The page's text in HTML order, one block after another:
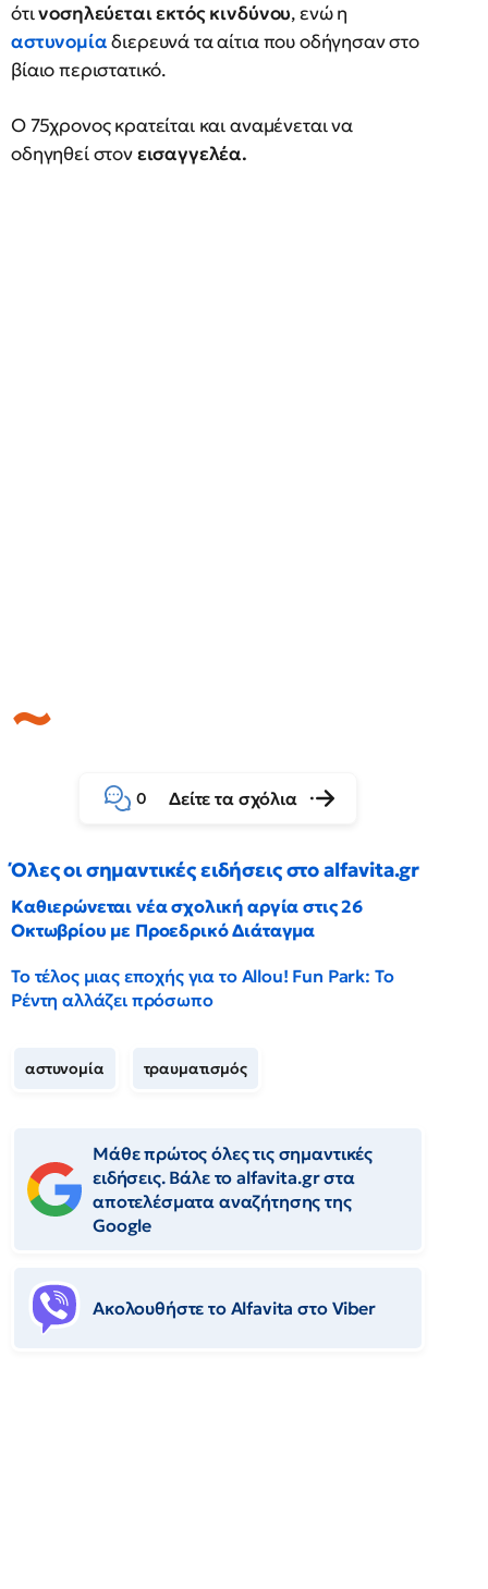
ότινοσηλεύεται εκτός κινδύνου, ενώ η
αστυνομίαδιερευνά τα αίτια που οδήγησαν στο
βίαιο περιστατικό.
Ο 75χρονος κρατείται και αναμένεται να
οδηγηθεί στονεισαγγελέα.
0 Δείτε τα σχόλια
Όλες οι σημαντικές ειδήσεις στο alfavita.gr
Καθιερώνεται νέα σχολική αργία στις 26
Οκτωβρίου με Προεδρικό Διάταγμα
Το τέλος μιας εποχής για το Allou! Fun Park: Το
Ρέντη αλλάζει πρόσωπο
αστυνομία τραυματισμός
Μάθε πρώτος όλες τις σημαντικές
ειδήσεις. Βάλε το alfavita.gr στα
αποτελέσματα αναζήτησης της
Google
Ακολουθήστε το Αlfavita στο Viber